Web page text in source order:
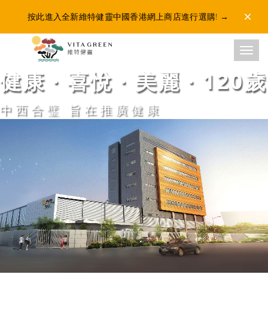
按此進入全新維特健靈中國香港網上商店進行選購! →
健康 · 喜悅 · 美麗 · 120歲
中西合璧 旨在推廣健康